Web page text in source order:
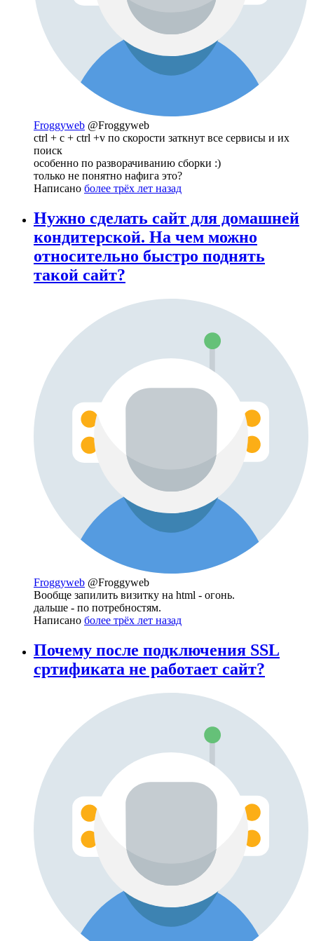
Froggyweb @Froggyweb
ctrl + c + ctrl +v по скорости заткнут все сервисы и их
поиск
особенно по разворачиванию сборки :)
только не понятно нафига это?
Написано более трёх лет назад
Нужно сделать сайт для домашней
кондитерской. На чем можно
относительно быстро поднять
такой сайт?
Froggyweb @Froggyweb
Вообще запилить визитку на html - огонь.
дальше - по потребностям.
Написано более трёх лет назад
Почему после подключения SSL
сртификата не работает сайт?